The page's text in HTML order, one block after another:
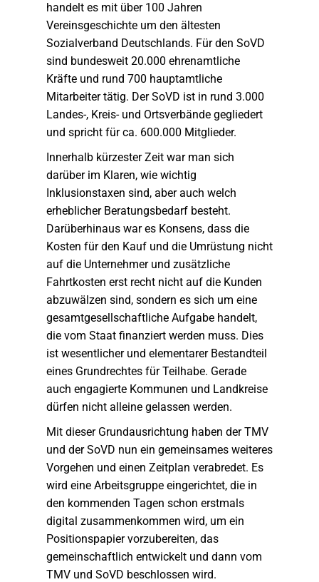
handelt es mit über 100 Jahren
Vereinsgeschichte um den ältesten
Sozialverband Deutschlands. Für den SoVD
sind bundesweit 20.000 ehrenamtliche
Kräfte und rund 700 hauptamtliche
Mitarbeiter tätig. Der SoVD ist in rund 3.000
Landes-, Kreis- und Ortsverbände gegliedert
und spricht für ca. 600.000 Mitglieder.
Innerhalb kürzester Zeit war man sich
darüber im Klaren, wie wichtig
Inklusionstaxen sind, aber auch welch
erheblicher Beratungsbedarf besteht.
Darüberhinaus war es Konsens, dass die
Kosten für den Kauf und die Umrüstung nicht
auf die Unternehmer und zusätzliche
Fahrtkosten erst recht nicht auf die Kunden
abzuwälzen sind, sondern es sich um eine
gesamtgesellschaftliche Aufgabe handelt,
die vom Staat finanziert werden muss. Dies
ist wesentlicher und elementarer Bestandteil
eines Grundrechtes für Teilhabe. Gerade
auch engagierte Kommunen und Landkreise
dürfen nicht alleine gelassen werden.
Mit dieser Grundausrichtung haben der TMV
und der SoVD nun ein gemeinsames weiteres
Vorgehen und einen Zeitplan verabredet. Es
wird eine Arbeitsgruppe eingerichtet, die in
den kommenden Tagen schon erstmals
digital zusammenkommen wird, um ein
Positionspapier vorzubereiten, das
gemeinschaftlich entwickelt und dann vom
TMV und SoVD beschlossen wird.